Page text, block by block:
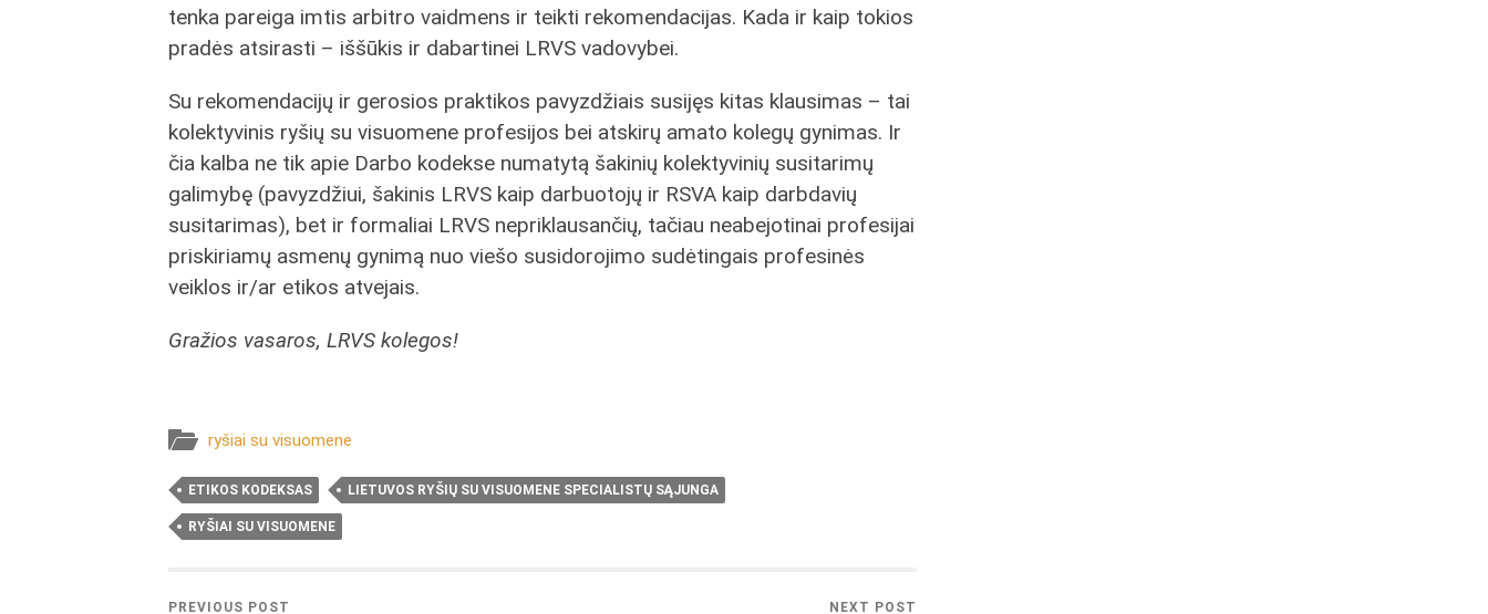
tenka pareiga imtis arbitro vaidmens ir teikti rekomendacijas. Kada ir kaip tokios
pradės atsirasti – iššūkis ir dabartinei LRVS vadovybei.
Su rekomendacijų ir gerosios praktikos pavyzdžiais susijęs kitas klausimas – tai
kolektyvinis ryšių su visuomene profesijos bei atskirų amato kolegų gynimas. Ir
čia kalba ne tik apie Darbo kodekse numatytą šakinių kolektyvinių susitarimų
galimybę (pavyzdžiui, šakinis LRVS kaip darbuotojų ir RSVA kaip darbdavių
susitarimas), bet ir formaliai LRVS nepriklausančių, tačiau neabejotinai profesijai
priskiriamų asmenų gynimą nuo viešo susidorojimo sudėtingais profesinės
veiklos ir/ar etikos atvejais.
Gražios vasaros, LRVS kolegos!
ryšiai su visuomene
ETIKOS KODEKSAS LIETUVOS RYŠIŲ SU VISUOMENE SPECIALISTŲ SĄJUNGA
RYŠIAI SU VISUOMENE
PREVIOUS POST NEXT POST